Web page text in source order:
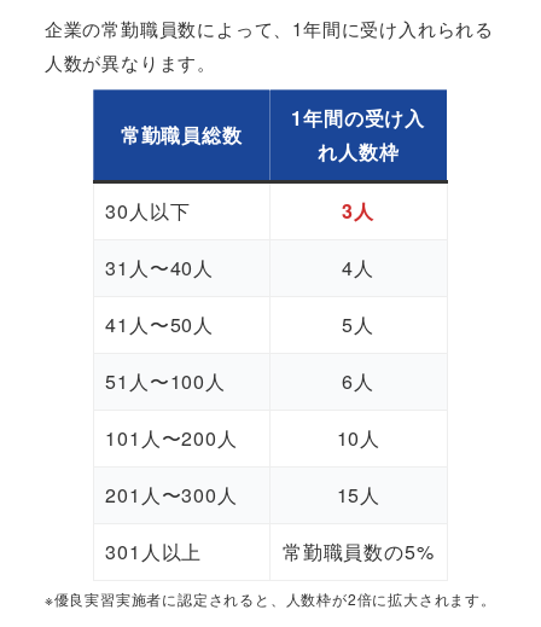
企業の常勤職員数によって、1年間に受け入れられる
人数が異なります。
常勤職員総数
1年間の受け入
れ人数枠
30人以下 3人
31人〜40人 4人
41人〜50人 5人
51人〜100人 6人
101人〜200人 10人
201人〜300人 15人
301人以上 常勤職員数の5%
※優良実習実施者に認定されると、人数枠が2倍に拡大されます。